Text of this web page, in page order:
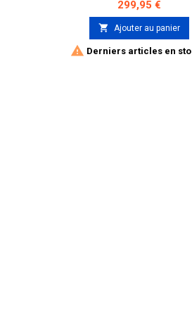
Prix
299,95 €
 Ajouter au panier
 Derniers articles en